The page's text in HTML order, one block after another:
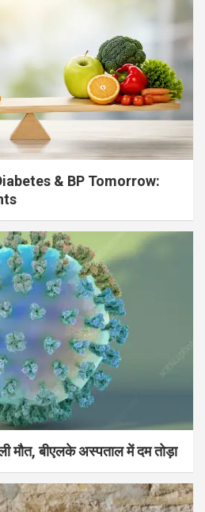
& BP Tomorrow:
मौत, बीएलके अस्पताल में दम तोड़ा